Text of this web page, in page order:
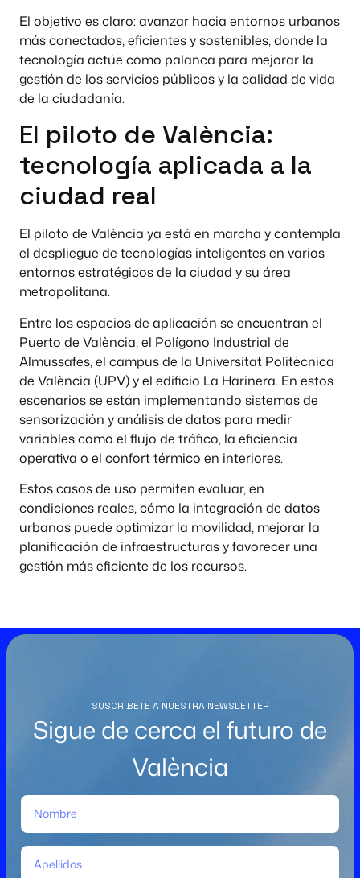
El objetivo es claro: avanzar hacia entornos urbanos
más conectados, eficientes y sostenibles, donde la
tecnología actúe como palanca para mejorar la
gestión de los servicios públicos y la calidad de vida
de la ciudadanía.
El piloto de València:
tecnología aplicada a la
ciudad real
El piloto de València ya está en marcha y contempla
el despliegue de tecnologías inteligentes en varios
entornos estratégicos de la ciudad y su área
metropolitana.
Entre los espacios de aplicación se encuentran el
Puerto de València, el Polígono Industrial de
Almussafes, el campus de la Universitat Politècnica
de València (UPV) y el edificio La Harinera. En estos
escenarios se están implementando sistemas de
sensorización y análisis de datos para medir
variables como el flujo de tráfico, la eficiencia
operativa o el confort térmico en interiores.
Estos casos de uso permiten evaluar, en
condiciones reales, cómo la integración de datos
urbanos puede optimizar la movilidad, mejorar la
planificación de infraestructuras y favorecer una
gestión más eficiente de los recursos.
SUSCRÍBETE A NUESTRA NEWSLETTER
Sigue de cerca el futuro de
València